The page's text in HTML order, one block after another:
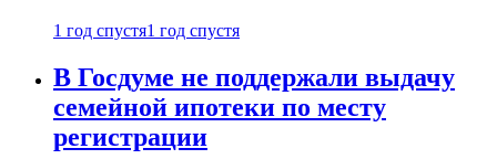
1 год спустя1 год спустя
В Госдуме не поддержали выдачу
семейной ипотеки по месту
регистрации